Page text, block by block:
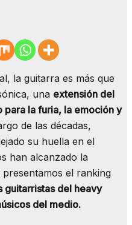
la guitarra es más que
una extensión del
para la furia, la emoción y
de las décadas,
su huella en el
han alcanzado la
el ranking
guitarristas del heavy
del medio.